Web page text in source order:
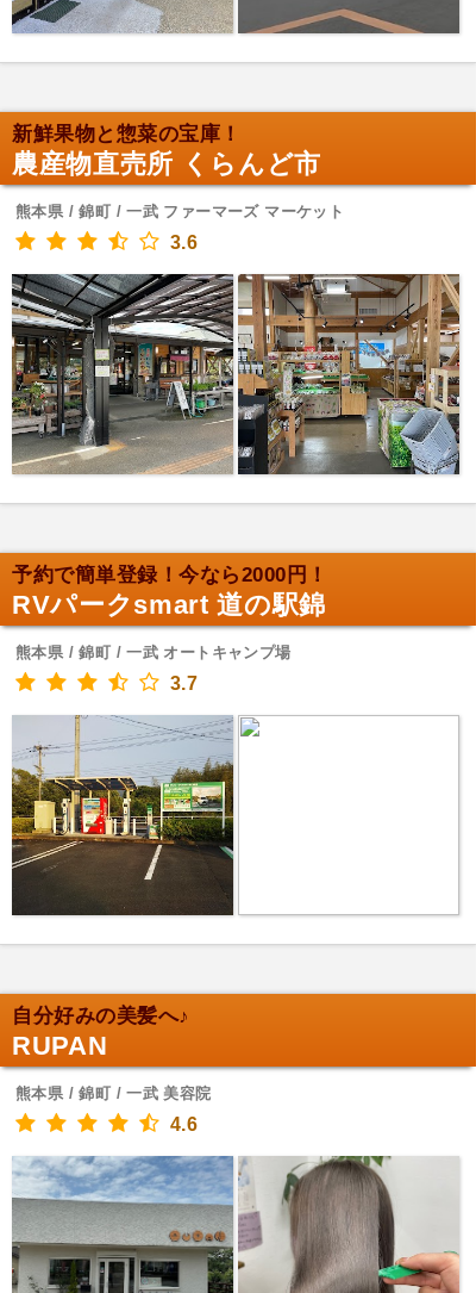
新鮮果物と惣菜の宝庫！
農産物直売所 くらんど市
熊本県 / 錦町 / 一武 ファーマーズ マーケット
3.6
予約で簡単登録！今なら2000円！
RVパークsmart 道の駅錦
熊本県 / 錦町 / 一武 オートキャンプ場
3.7
自分好みの美髪へ♪
RUPAN
熊本県 / 錦町 / 一武 美容院
4.6